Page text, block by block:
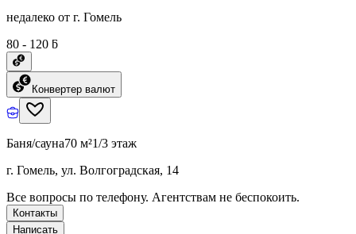
недалеко от г. Гомель
80 - 120 ƃ
Конвертер валют
Баня/сауна70 м²1/3 этаж
г. Гомель, ул. Волгоградская, 14
Все вопросы по телефону. Агентствам не беспокоить.
Контакты
Написать